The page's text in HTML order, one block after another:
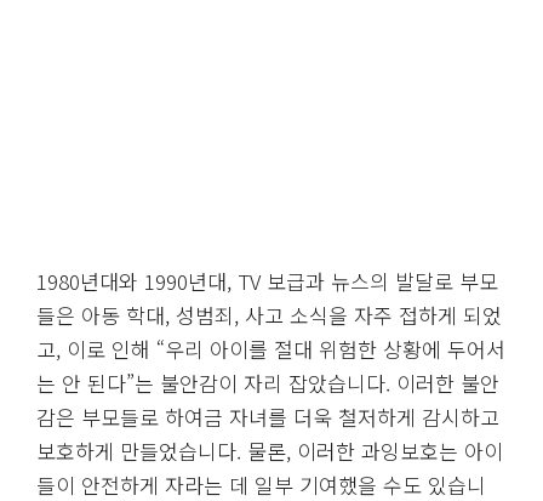
1980년대와 1990년대, TV 보급과 뉴스의 발달로 부모
들은 아동 학대, 성범죄, 사고 소식을 자주 접하게 되었
고, 이로 인해 “우리 아이를 절대 위험한 상황에 두어서
는 안 된다”는 불안감이 자리 잡았습니다. 이러한 불안
감은 부모들로 하여금 자녀를 더욱 철저하게 감시하고
보호하게 만들었습니다. 물론, 이러한 과잉보호는 아이
들이 안전하게 자라는 데 일부 기여했을 수도 있습니